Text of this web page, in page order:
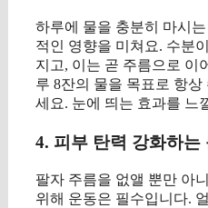
하루에 물을 충분히 마시
적인 영향을 미쳐요. 수분
지고, 이는 곧 주름으로 이
루 8잔의 물을 목표로 항
세요. 눈에 띄는 효과를 느
4. 피부 탄력 강화하는
팔자 주름을 없앨 뿐만 아
위해 운동은 필수입니다.